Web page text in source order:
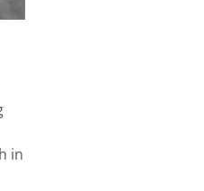
in